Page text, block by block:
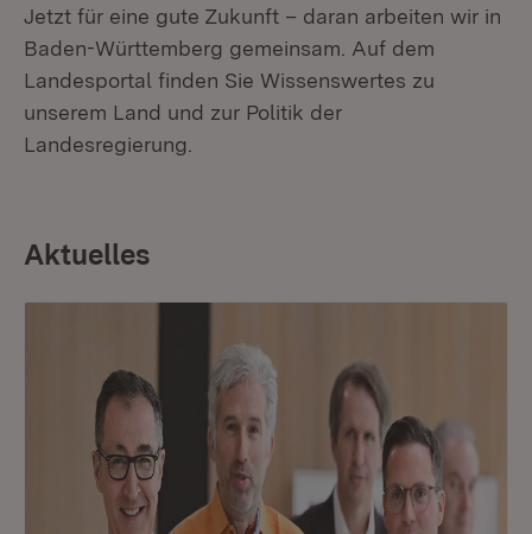
Jetzt für eine gute Zukunft – daran arbeiten wir in
Baden-Württemberg gemeinsam. Auf dem
Landesportal finden Sie Wissenswertes zu
unserem Land und zur Politik der
Landesregierung.
Aktuelles